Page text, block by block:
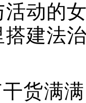
动的
建法
货满